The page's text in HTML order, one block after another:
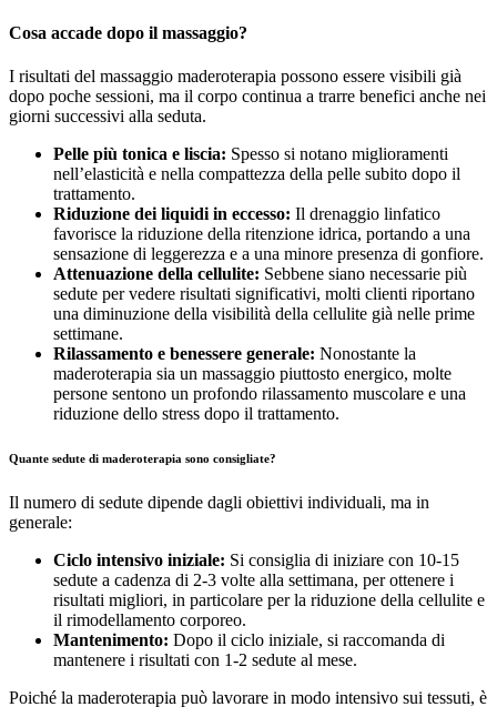
Cosa accade dopo il massaggio?
I risultati del massaggio maderoterapia possono essere visibili già
dopo poche sessioni, ma il corpo continua a trarre benefici anche nei
giorni successivi alla seduta.
Pelle più tonica e liscia: Spesso si notano miglioramenti
nell’elasticità e nella compattezza della pelle subito dopo il
trattamento.
Riduzione dei liquidi in eccesso: Il drenaggio linfatico
favorisce la riduzione della ritenzione idrica, portando a una
sensazione di leggerezza e a una minore presenza di gonfiore.
Attenuazione della cellulite: Sebbene siano necessarie più
sedute per vedere risultati significativi, molti clienti riportano
una diminuzione della visibilità della cellulite già nelle prime
settimane.
Rilassamento e benessere generale: Nonostante la
maderoterapia sia un massaggio piuttosto energico, molte
persone sentono un profondo rilassamento muscolare e una
riduzione dello stress dopo il trattamento.
Quante sedute di maderoterapia sono consigliate?
Il numero di sedute dipende dagli obiettivi individuali, ma in
generale:
Ciclo intensivo iniziale: Si consiglia di iniziare con 10-15
sedute a cadenza di 2-3 volte alla settimana, per ottenere i
risultati migliori, in particolare per la riduzione della cellulite e
il rimodellamento corporeo.
Mantenimento: Dopo il ciclo iniziale, si raccomanda di
mantenere i risultati con 1-2 sedute al mese.
Poiché la maderoterapia può lavorare in modo intensivo sui tessuti, è